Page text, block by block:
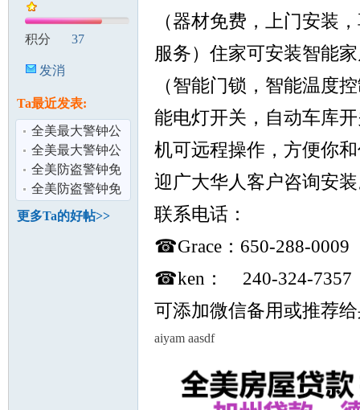
积分 37
发消
Ta最近发表:
全美最大警钟公
司ADT华人服务
中心，专业为
全美最大警钟公
司ADT华人服务
中心，专业为
全美防盗警钟免
费上门安装ADT
华人服务中心
全美防盗警钟免
费上门安装ADT
华人服务中心
更多Ta的好帖>>
（器材免费，上门安装
服务）住家可安装智能
（智能门锁，智能温度
能电灯开关，自动车库
机可远程操作，方便你
迎广大华人客户咨询安
联系电话：
☎Grace：650-288-0009
☎ken： 240-324-7357
可添加微信备用或推荐
aiyam aasdf